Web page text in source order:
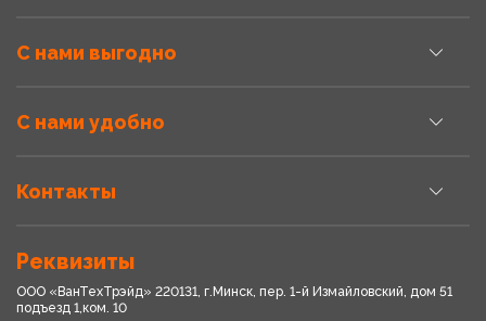
С нами выгодно
С нами удобно
Контакты
Реквизиты
ООО «ВанТехТрэйд» 220131, г.Минск, пер. 1-й Измайловский, дом 51
подъезд 1,ком. 10